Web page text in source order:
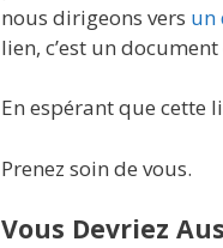
nous dirigeons vers un
lien, c’est un
En espérant que cette
Prenez soin de vous.
Vous Devriez